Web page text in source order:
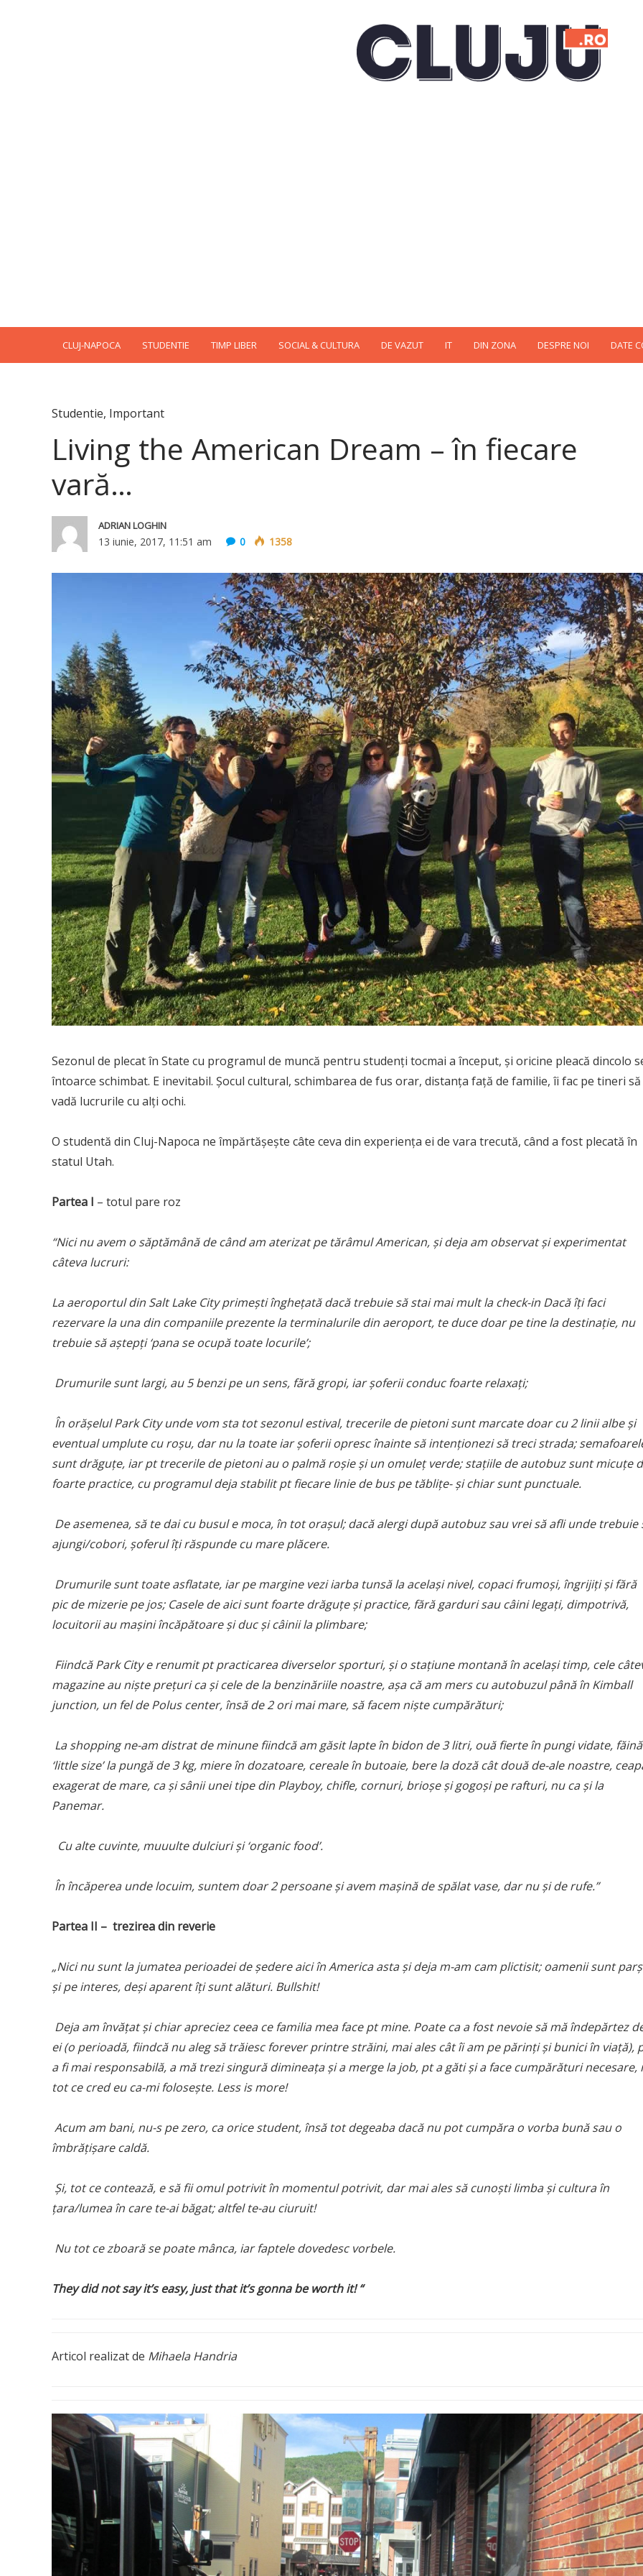
CLUJ-NAPOCA STUDENTIE TIMP LIBER SOCIAL & CULTURA DE VAZUT IT DIN ZONA DESPRE NOI DATE
Studentie, Important
Living the American Dream – în fiecare
vară…
ADRIAN LOGHIN
13 iunie, 2017, 11:51 am 0 1358
Sezonul de plecat în State cu programul de muncă pentru studenţi tocmai a început, şi oricine pleacă dincolo
întoarce schimbat. E inevitabil. Şocul cultural, schimbarea de fus orar, distanţa faţă de familie, îi fac pe tineri să
vadă lucrurile cu alţi ochi.
O studentă din Cluj-Napoca ne împărtăşeşte câte ceva din experienţa ei de vara trecută, când a fost plecată în
statul Utah.
Partea I – totul pare roz
“Nici nu avem o săptămână de când am aterizat pe tărâmul American, şi deja am observat şi experimentat
câteva lucruri:
La aeroportul din Salt Lake City primeşti îngheţată dacă trebuie să stai mai mult la check-in Dacă îți faci
rezervare la una din companiile prezente la terminalurile din aeroport, te duce doar pe tine la destinație, nu
trebuie să aștepți ‘pana se ocupă toate locurile’;
Drumurile sunt largi, au 5 benzi pe un sens, fără gropi, iar șoferii conduc foarte relaxați;
În orășelul Park City unde vom sta tot sezonul estival, trecerile de pietoni sunt marcate doar cu 2 linii albe și
eventual umplute cu roșu, dar nu la toate iar șoferii opresc înainte să intenționezi să treci strada;
sunt drăguțe, iar pt trecerile de pietoni au o palmă roșie și un omuleț verde; stațiile de autobuz sunt micuțe
foarte practice, cu programul deja stabilit pt fiecare linie de bus pe tăblițe- și chiar sunt punctuale.
De asemenea, să te dai cu busul e moca, în tot orașul; dacă alergi după autobuz sau vrei să afli unde trebuie
ajungi/cobori, șoferul îți răspunde cu mare plăcere.
Drumurile sunt toate asflatate, iar pe margine vezi iarba tunsă la același nivel, copaci frumoși, îngrijiți și fără
pic de mizerie pe jos; Casele de aici sunt foarte drăguțe și practice, fără garduri sau câini legați, dimpotrivă,
locuitorii au mașini încăpătoare și duc și câinii la plimbare;
Fiindcă Park City e renumit pt practicarea diverselor sporturi, și o stațiune montană în același timp, cele
magazine au niște prețuri ca și cele de la benzinăriile noastre, așa că am mers cu autobuzul până în Kimball
junction, un fel de Polus center, însă de 2 ori mai mare, să facem niște cumpărături;
La shopping ne-am distrat de minune fiindcă am găsit lapte în bidon de 3 litri, ouă fierte în pungi vidate, făină
‘little size’ la pungă de 3 kg, miere în dozatoare, cereale în butoaie, bere la doză cât două de-ale noastre,
exagerat de mare, ca și sânii unei tipe din Playboy, chifle, cornuri, brioșe și gogoși pe rafturi, nu ca și la
Panemar.
Cu alte cuvinte, muuulte dulciuri și ‘organic food’.
În încăperea unde locuim, suntem doar 2 persoane și avem mașină de spălat vase, dar nu și de rufe.”
Partea II – trezirea din reverie
„Nici nu sunt la jumatea perioadei de ședere aici în America asta și deja m-am cam plictisit; oamenii sunt
și pe interes, deși aparent îți sunt alături. Bullshit!
Deja am învățat și chiar apreciez ceea ce familia mea face pt mine. Poate ca a fost nevoie să mă îndepărtez
ei (o perioadă, fiindcă nu aleg să trăiesc forever printre străini, mai ales cât îi am pe părinți și bunici în viață),
a fi mai responsabilă, a mă trezi singură dimineața și a merge la job, pt a găti și a face cumpărături necesare,
tot ce cred eu ca-mi folosește. Less is more!
Acum am bani, nu-s pe zero, ca orice student, însă tot degeaba dacă nu pot cumpăra o vorba bună sau o
îmbrățișare caldă.
Și, tot ce contează, e să fii omul potrivit în momentul potrivit, dar mai ales să cunoști limba și cultura în
țara/lumea în care te-ai băgat; altfel te-au ciuruit!
Nu tot ce zboară se poate mânca, iar faptele dovedesc vorbele.
They did not say it’s easy, just that it’s gonna be worth it! “
Articol realizat de Mihaela Handria